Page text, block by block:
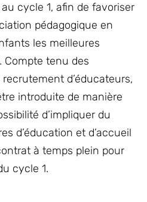
cycle 1, afin de favoriser
pédagogique en
les meilleures
Compte tenu des
d’éducateurs,
introduite de manière
d’impliquer du
d’éducation et d’accueil
à temps plein pour
cycle 1.